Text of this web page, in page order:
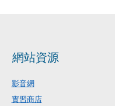
網站資源
影音網
實習商店